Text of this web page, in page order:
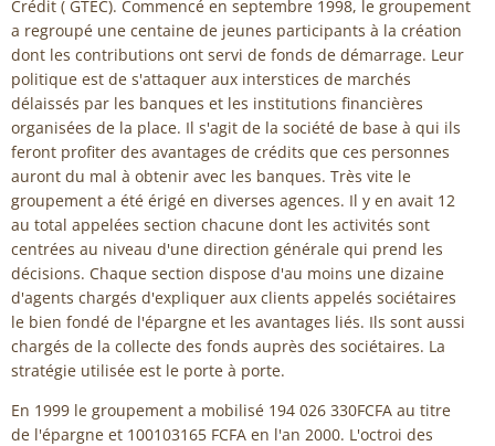
Crédit ( GTEC). Commencé en septembre 1998, le groupement
a regroupé une centaine de jeunes participants à la création
dont les contributions ont servi de fonds de démarrage. Leur
politique est de s'attaquer aux interstices de marchés
délaissés par les banques et les institutions financières
organisées de la place. Il s'agit de la société de base à qui ils
feront profiter des avantages de crédits que ces personnes
auront du mal à obtenir avec les banques. Très vite le
groupement a été érigé en diverses agences. Il y en avait 12
au total appelées section chacune dont les activités sont
centrées au niveau d'une direction générale qui prend les
décisions. Chaque section dispose d'au moins une dizaine
d'agents chargés d'expliquer aux clients appelés sociétaires
le bien fondé de l'épargne et les avantages liés. Ils sont aussi
chargés de la collecte des fonds auprès des sociétaires. La
stratégie utilisée est le porte à porte.
En 1999 le groupement a mobilisé 194 026 330FCFA au titre
de l'épargne et 100103165 FCFA en l'an 2000. L'octroi des